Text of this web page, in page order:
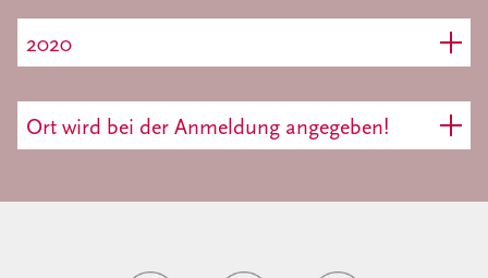
2020
Ort wird bei der Anmeldung angegeben!